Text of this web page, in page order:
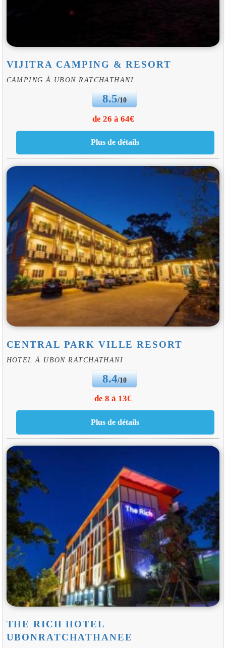
VIJITRA CAMPING & RESORT
CAMPING À UBON RATCHATHANI
8.5/10
de 26 à 64€
CENTRAL PARK VILLE RESORT
HOTEL À UBON RATCHATHANI
8.4/10
de 8 à 13€
THE RICH HOTEL
UBONRATCHATHANEE